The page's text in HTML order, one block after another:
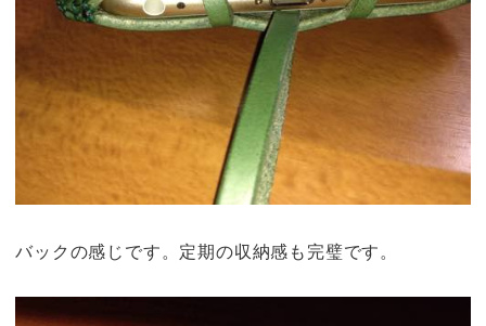
バックの感じです。定期の収納感も完璧です。